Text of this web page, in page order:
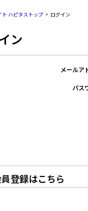
ト ハピタストップ ログイン
ン
メールア
パス
登録はこちら